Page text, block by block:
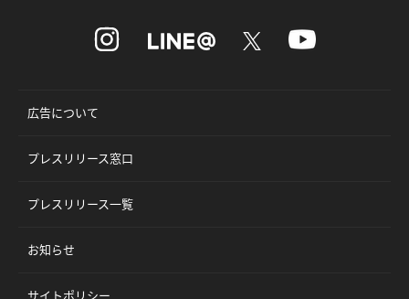
広告について
プレスリリース窓口
プレスリリース一覧
お知らせ
サイトポリシー